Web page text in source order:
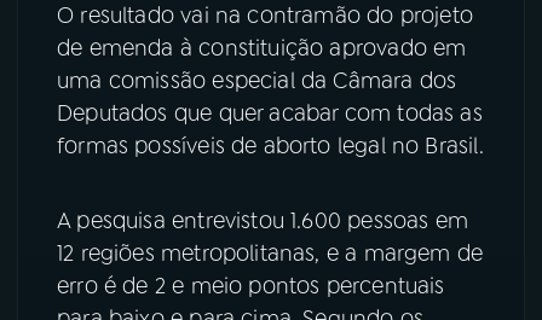
O resultado vai na contramão do projeto
de emenda à constituição aprovado em
uma comissão especial da Câmara dos
Deputados que quer acabar com todas as
formas possíveis de aborto legal no Brasil.
A pesquisa entrevistou 1.600 pessoas em
12 regiões metropolitanas, e a margem de
erro é de 2 e meio pontos percentuais